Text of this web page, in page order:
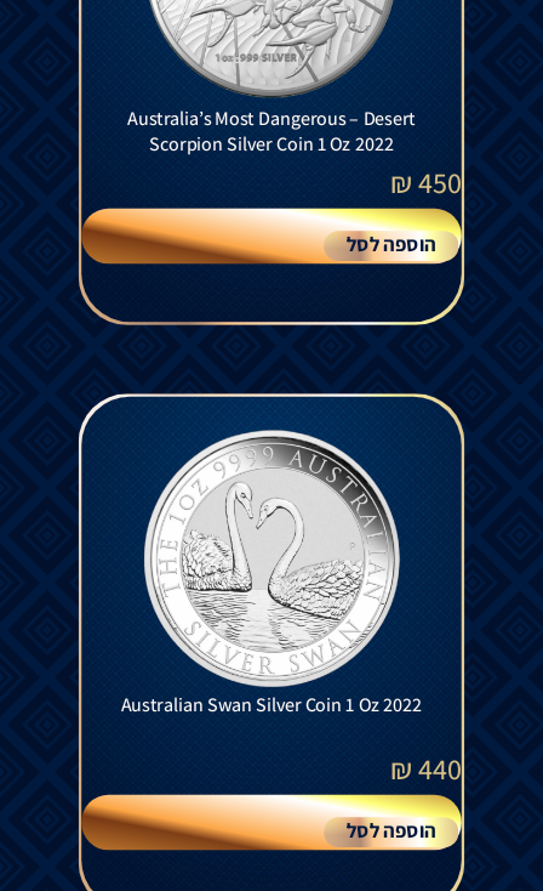
Australia’s Most Dangerous – Desert
Scorpion Silver Coin 1 Oz 2022
450
₪
הוספה לסל
Australian Swan Silver Coin 1 Oz 2022
440
₪
הוספה לסל